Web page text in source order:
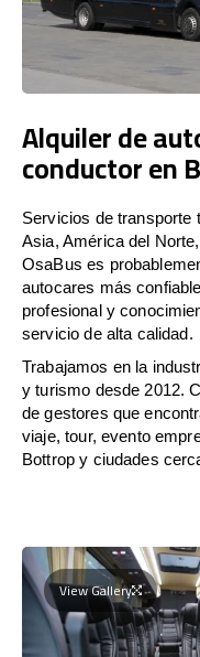
Alquiler de
conductor en
Servicios de transporte
Asia, América del
OsaBus es
autocares más
profesional y
servicio de alta calidad.
Trabajamos en la
y turismo desde 2012.
de gestores que
viaje, tour, evento
Bottrop y ciudades
View Gallery